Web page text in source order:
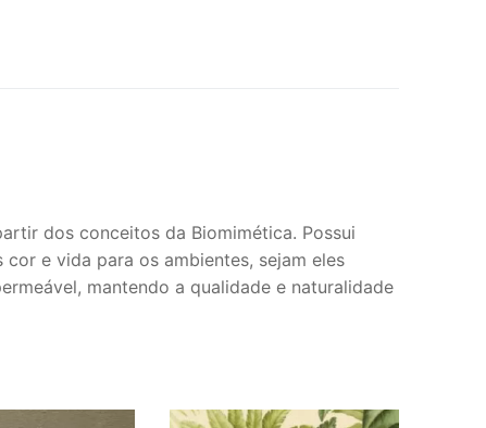
dos conceitos da Biomimética. Possui
e vida para os ambientes, sejam eles
mantendo a qualidade e naturalidade